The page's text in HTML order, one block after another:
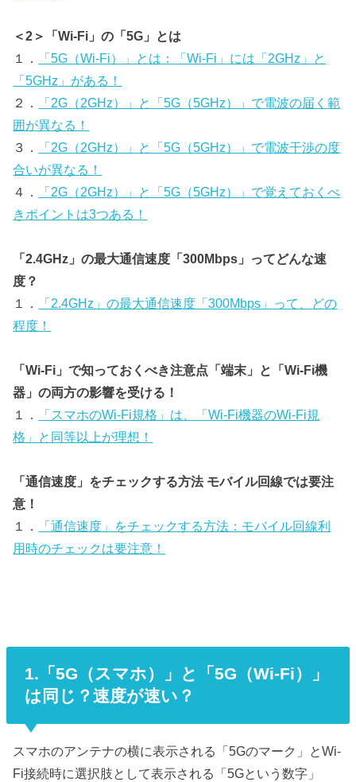
＜2＞「Wi-Fi」の「5G」とは
１．
「5G（Wi-Fi）」とは：「Wi-Fi」には「2GHz」と
「5GHz」がある！
２．
「2G（2GHz）」と「5G（5GHz）」で電波の届く範
囲が異なる！
３．
「2G（2GHz）」と「5G（5GHz）」で電波干渉の度
合いが異なる！
４．
「2G（2GHz）」と「5G（5GHz）」で覚えておくべ
きポイントは3つある！
「2.4GHz」の最大通信速度「300Mbps」ってどんな速
度？
１．
「2.4GHz」の最大通信速度「300Mbps」って、どの
程度！
「Wi-Fi」で知っておくべき注意点「端末」と「Wi-Fi機
器」の両方の影響を受ける！
１．
「スマホのWi-Fi規格」は、「Wi-Fi機器のWi-Fi規
格」と同等以上が理想！
「通信速度」をチェックする方法 モバイル回線では要注
意！
１．
「通信速度」をチェックする方法：モバイル回線利
用時のチェックは要注意！
1.「5G（スマホ）」と「5G（Wi-Fi）」
は同じ？速度が速い？
スマホのアンテナの横に表示される「5Gのマーク」とWi-
Fi接続時に選択肢として表示される「5Gという数字」